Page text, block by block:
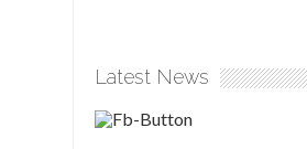
Latest News